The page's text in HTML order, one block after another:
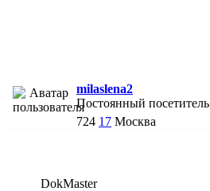
milaslena2
Постоянный посетитель
724 17 Москва
DokMaster